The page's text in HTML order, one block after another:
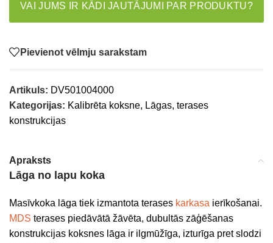
VAI JUMS IR KĀDI JAUTĀJUMI PAR PRODUKTU?
Pievienot vēlmju sarakstam
Artikuls: DV501004000
Kategorijas: Kalibrēta koksne, Lāgas, terases
konstrukcijas
Apraksts
Lāga no lapu koka
Masīvkoka lāga tiek izmantota terases karkasa ierīkošanai.
MDS terases piedāvātā žāvēta, dubultās zāģēšanas
konstrukcijas koksnes lāga ir ilgmūžīga, izturīga pret slodzi